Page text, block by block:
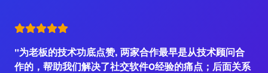
"为老板的技术功底点赞, 两家合作最早是从技术顾问合
作的，帮助我们解决了社交软件0经验的痛点；后面关系